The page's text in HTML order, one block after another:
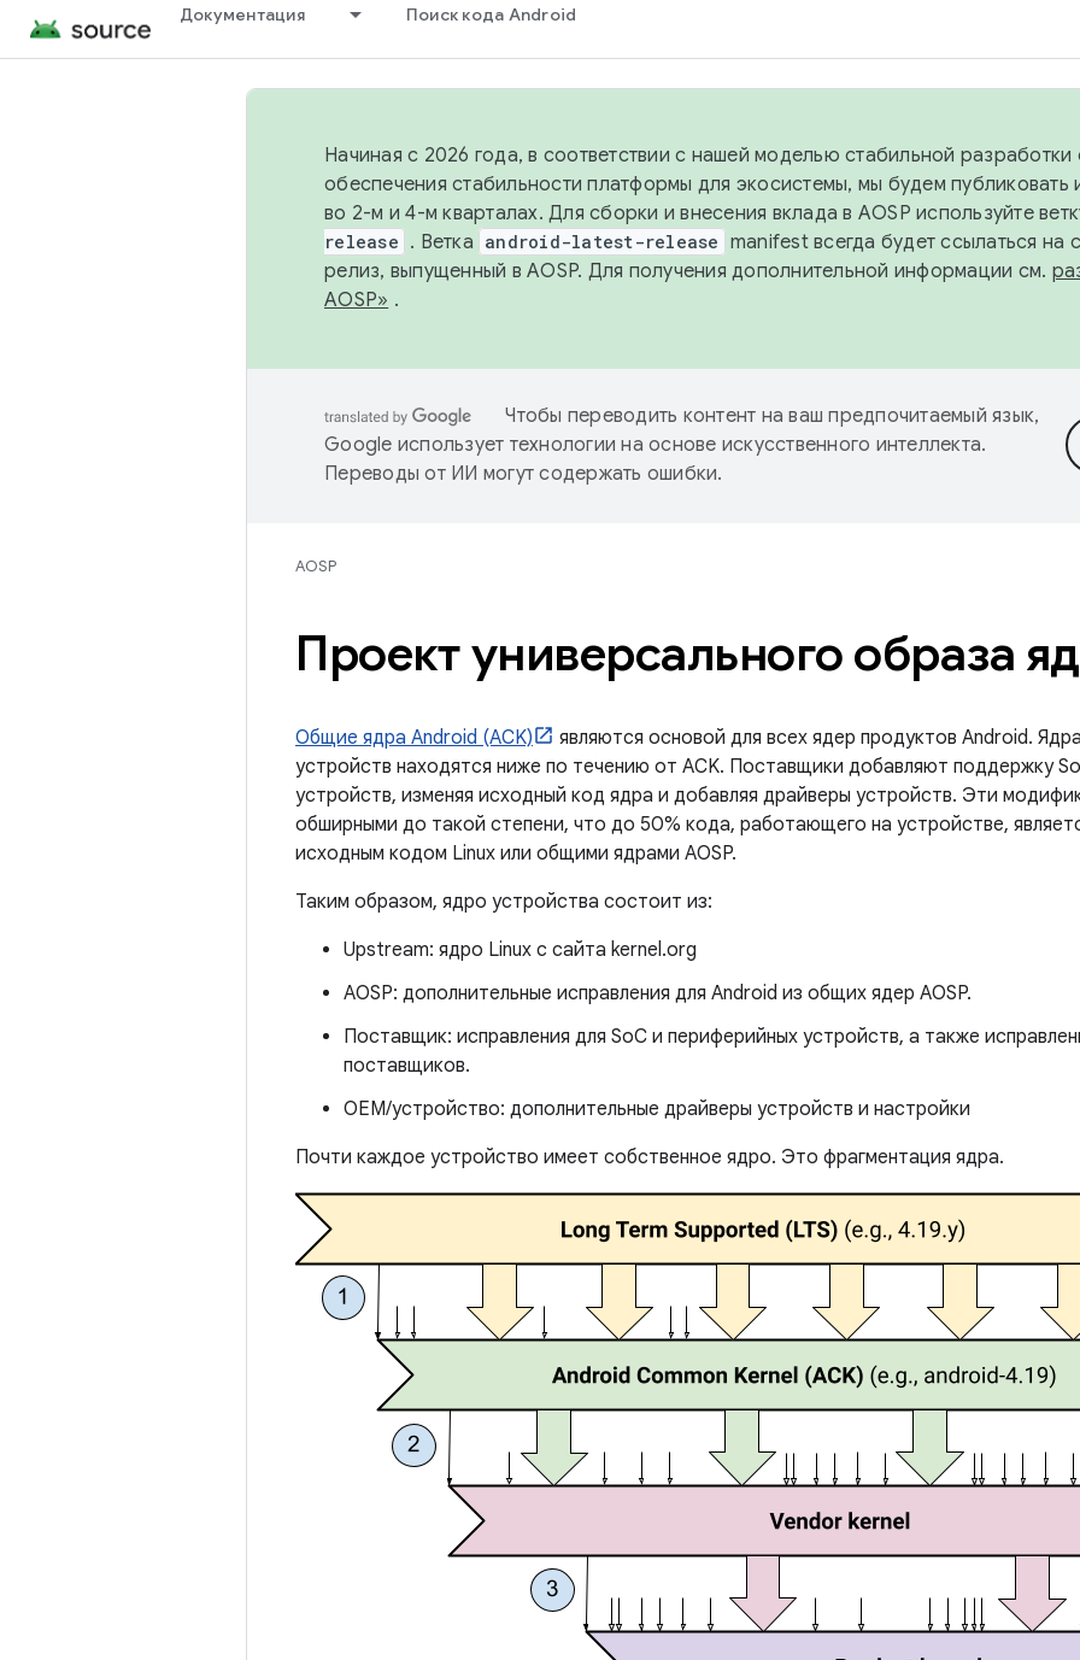
Документация Поиск кода Android
Начиная с 2026 года, в соответствии с нашей моделью стабильной разработки
обеспечения стабильности платформы для экосистемы, мы будем публиковать
во 2-м и 4-м кварталах. Для сборки и внесения вклада в AOSP используйте
release . Ветка android-latest-release manifest всегда будет ссылаться на
релиз, выпущенный в AOSP. Для получения дополнительной информации см.
AOSP» .
Чтобы переводить контент на ваш предпочитаемый язык,
Google использует технологии на основе искусственного интеллекта.
Переводы от ИИ могут содержать ошибки.
AOSP
Проект универсального образа
Общие ядра Android (ACK)
являются основой для всех ядер продуктов Android.
устройств находятся ниже по течению от ACK. Поставщики добавляют поддержку
устройств, изменяя исходный код ядра и добавляя драйверы устройств. Эти
обширными до такой степени, что до 50% кода, работающего на устройстве,
исходным кодом Linux или общими ядрами AOSP.
Таким образом, ядро ​​устройства состоит из:
Upstream: ядро ​​Linux с сайта kernel.org
AOSP: дополнительные исправления для Android из общих ядер AOSP.
Поставщик: исправления для SoC и периферийных устройств, а также
поставщиков.
OEM/устройство: дополнительные драйверы устройств и настройки
Почти каждое устройство имеет собственное ядро. Это фрагментация ядра.